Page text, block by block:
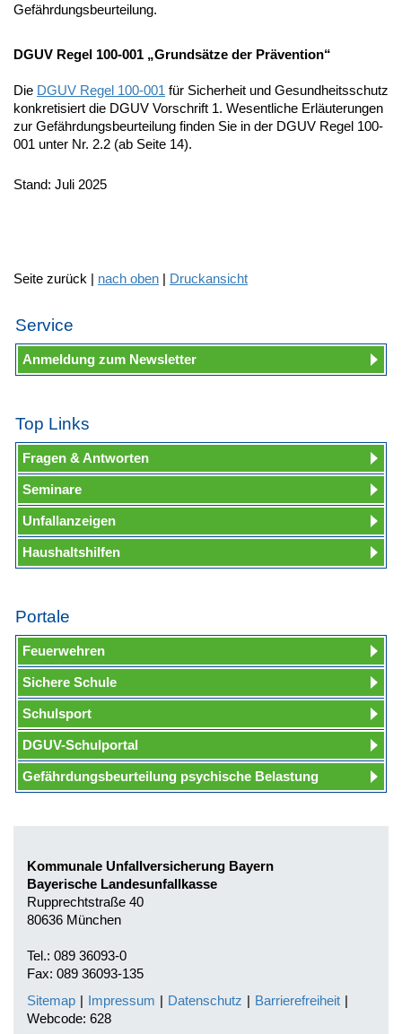
Gefährdungsbeurteilung.
DGUV Regel 100-001 „Grundsätze der Prävention“
Die DGUV Regel 100-001 für Sicherheit und Gesundheitsschutz
konkretisiert die DGUV Vorschrift 1. Wesentliche Erläuterungen
zur Gefährdungsbeurteilung finden Sie in der DGUV Regel 100-
001 unter Nr. 2.2 (ab Seite 14).
Stand: Juli 2025
Seite zurück | nach oben | Druckansicht
Service
Anmeldung zum Newsletter
Top Links
Fragen & Antworten
Seminare
Unfallanzeigen
Haushaltshilfen
Portale
Feuerwehren
Sichere Schule
Schulsport
DGUV-Schulportal
Gefährdungsbeurteilung psychische Belastung
Kommunale Unfallversicherung Bayern
Bayerische Landesunfallkasse
Rupprechtstraße 40
80636 München
Tel.: 089 36093-0
Fax: 089 36093-135
Sitemap | Impressum | Datenschutz | Barrierefreiheit |
Webcode: 628